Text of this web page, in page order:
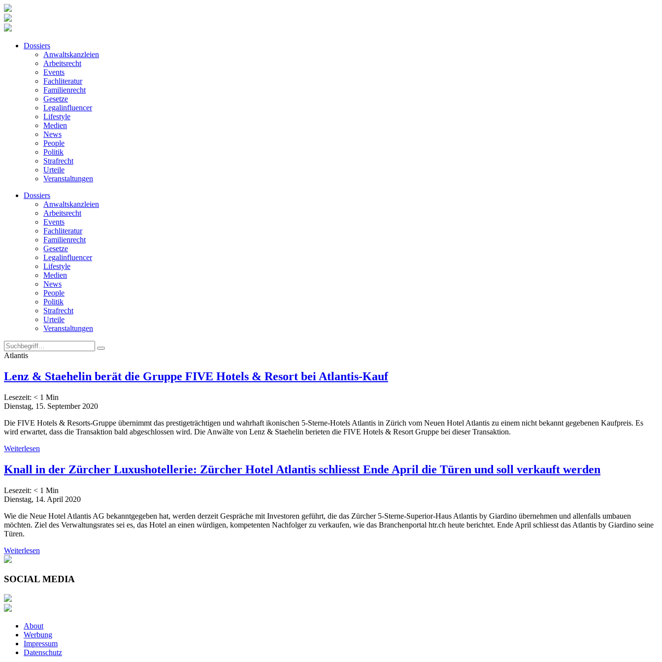
Dossiers
Anwaltskanzleien
Arbeitsrecht
Events
Fachliteratur
Familienrecht
Gesetze
Legalinfluencer
Lifestyle
Medien
News
People
Politik
Strafrecht
Urteile
Veranstaltungen
Dossiers
Anwaltskanzleien
Arbeitsrecht
Events
Fachliteratur
Familienrecht
Gesetze
Legalinfluencer
Lifestyle
Medien
News
People
Politik
Strafrecht
Urteile
Veranstaltungen
Atlantis
Lenz & Staehelin berät die Gruppe FIVE Hotels & Resort bei Atlantis-Kauf
Lesezeit: < 1 Min
Dienstag, 15. September 2020
Die FIVE Hotels & Resorts-Gruppe übernimmt das prestigeträchtigen und wahrhaft ikonischen 5-Sterne-Hotels Atlantis in Zürich vom Neuen Hotel Atlantis zu einem nicht bekannt gegebenen Kaufpreis. Es
wird erwartet, dass die Transaktion bald abgeschlossen wird. Die Anwälte von Lenz & Staehelin berieten die FIVE Hotels & Resort Gruppe bei dieser Transaktion.
Weiterlesen
Knall in der Zürcher Luxushotellerie: Zürcher Hotel Atlantis schliesst Ende April die Türen und soll verkauft werden
Lesezeit: < 1 Min
Dienstag, 14. April 2020
Wie die Neue Hotel Atlantis AG bekanntgegeben hat, werden derzeit Gespräche mit Investoren geführt, die das Zürcher 5-Sterne-Superior-Haus Atlantis by Giardino übernehmen und allenfalls umbauen
möchten. Ziel des Verwaltungsrates sei es, das Hotel an einen würdigen, kompetenten Nachfolger zu verkaufen, wie das Branchenportal htr.ch heute berichtet. Ende April schliesst das Atlantis by Giardino seine
Türen.
Weiterlesen
SOCIAL MEDIA
About
Werbung
Impressum
Datenschutz